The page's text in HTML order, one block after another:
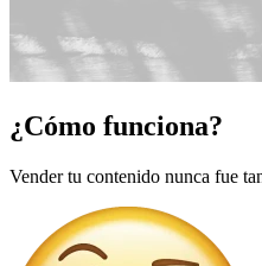
¿Cómo funciona?
Vender tu contenido nunca fue